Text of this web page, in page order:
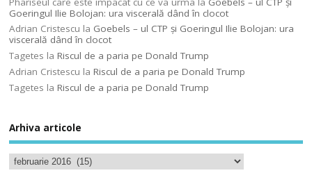
Goeringul Ilie Bolojan: ura viscerală dând în clocot
Adrian Cristescu la Goebels – ul CTP şi Goeringul Ilie Bolojan: ura
viscerală dând în clocot
Tagetes laRiscul de a paria pe Donald Trump
Adrian Cristescu laRiscul de a paria pe Donald Trump
Tagetes laRiscul de a paria pe Donald Trump
Arhiva articole